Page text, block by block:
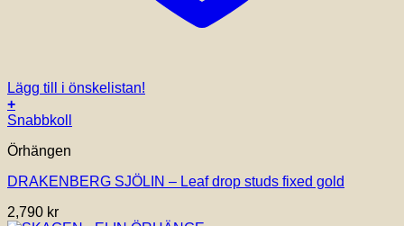
Lägg till i önskelistan!
+
Snabbkoll
Örhängen
DRAKENBERG SJÖLIN – Leaf drop studs fixed gold
2,790 kr